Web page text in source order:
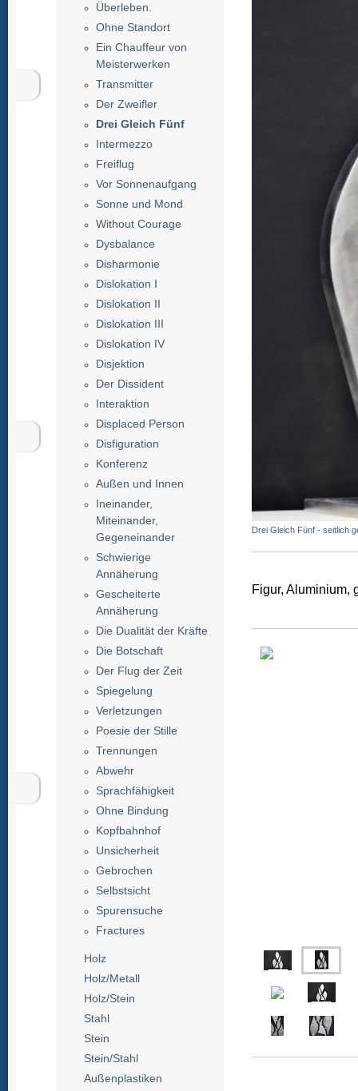
Überleben.
Ohne Standort
Ein Chauffeur von
Meisterwerken
Transmitter
Der Zweifler
Drei Gleich Fünf
Intermezzo
Freiflug
Vor Sonnenaufgang
Sonne und Mond
Without Courage
Dysbalance
Disharmonie
Dislokation I
Dislokation II
Dislokation III
Dislokation IV
Disjektion
Der Dissident
Interaktion
Displaced Person
Disfiguration
Konferenz
Außen und Innen
Ineinander,
Miteinander,
Gegeneinander
Schwierige
Annäherung
Gescheiterte
Annäherung
Die Dualität der Kräfte
Die Botschaft
Der Flug der Zeit
Spiegelung
Verletzungen
Poesie der Stille
Trennungen
Abwehr
Sprachfähigkeit
Ohne Bindung
Kopfbahnhof
Unsicherheit
Gebrochen
Selbstsicht
Spurensuche
Fractures
Holz
Holz/Metall
Holz/Stein
Stahl
Stein
Stein/Stahl
Außenplastiken
Drei Gleich Fünf - seitlich
Figur, Aluminium,